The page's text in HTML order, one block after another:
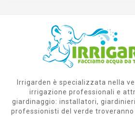
Irrigarden è specializzata nella
irrigazione professionali e
giardinaggio: installatori,
professionisti del verde troveranno